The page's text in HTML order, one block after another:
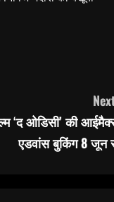
‘द ओडिसी’ की
एडवांस बुकिंग 8 जून